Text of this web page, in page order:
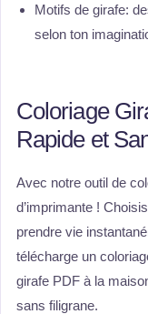
Motifs de girafe:
selon ton
Coloriage
Rapide et
Avec notre outil de
d’imprimante !
prendre vie
télécharge un
girafe PDF à la
sans filigrane.